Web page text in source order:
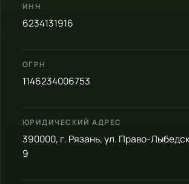
ИНН
6234131916
ОГРН
1146234006753
ЮРИДИЧЕСКИЙ АДРЕС
390000, г. Рязань, ул. Право-
9